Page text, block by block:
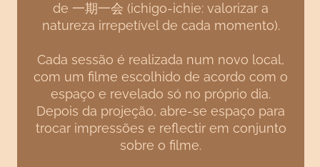
de 一期一会 (ichigo-ichie: valorizar a
natureza irrepetível de cada momento).
Cada sessão é realizada num novo local,
com um filme escolhido de acordo com o
espaço e revelado só no próprio dia.
Depois da projeção, abre-se espaço para
trocar impressões e reflectir em conjunto
sobre o filme.